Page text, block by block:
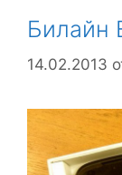
Билайн
14.02.2013